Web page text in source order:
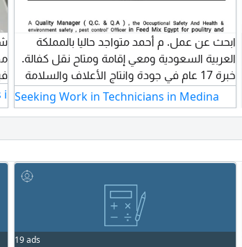
in Medina
ابحث عن عمل. م أحمد متواجد حاليا بالمملكة
العربية السعودية ومعي إقامة ومتاح نقل كفالة.
خبرة 17 عام في جودة وانتاج الأعلاف والسلامة
والصحة المهنية والبيئة ومكافحة الحشرات
والقوارض. كنت اعمل حتى شهر ديسمبر السابق
المهنية والبيئة ومكافحة الحشرات والقوارض
بشركة فيدمكس ايجبت للأعلاف فرع بنى سويف
وحصلنا للشركة على بعض شهادات الآيزو. رقم
Seeking Work in Technicians in Medina
19 ads